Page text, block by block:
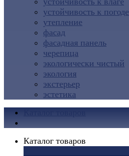
устойчивость к погоде
утепление
фасад
фасадная панель
черепица
экологически чистый
экология
экстерьер
эстетика
Каталог товаров